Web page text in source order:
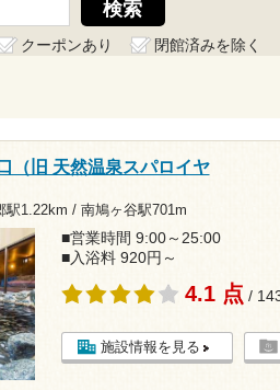
クーポンあり
閉館済みを除く
旧 天然温泉スパロイヤ
駅1.22km / 南鳩ヶ谷駅701m
■営業時間 9:00～25:00
■入浴料 920円～
4.1 点 /
施設情報を見る